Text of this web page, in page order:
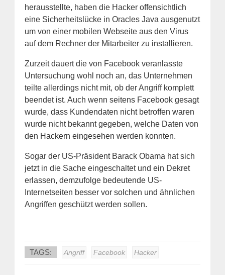
herausstellte, haben die Hacker offensichtlich
eine Sicherheitslücke in Oracles Java ausgenutzt
um von einer mobilen Webseite aus den Virus
auf dem Rechner der Mitarbeiter zu installieren.
Zurzeit dauert die von Facebook veranlasste
Untersuchung wohl noch an, das Unternehmen
teilte allerdings nicht mit, ob der Angriff komplett
beendet ist. Auch wenn seitens Facebook gesagt
wurde, dass Kundendaten nicht betroffen waren
wurde nicht bekannt gegeben, welche Daten von
den Hackern eingesehen werden konnten.
Sogar der US-Präsident Barack Obama hat sich
jetzt in die Sache eingeschaltet und ein Dekret
erlassen, demzufolge bedeutende US-
Internetseiten besser vor solchen und ähnlichen
Angriffen geschützt werden sollen.
TAGS: Angriff Facebook Hacker